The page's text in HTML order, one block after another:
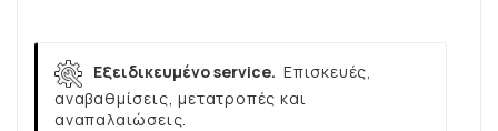
Εξειδικευμένο service. Επισκευές,
αναβαθμίσεις, μετατροπές και
αναπαλαιώσεις.